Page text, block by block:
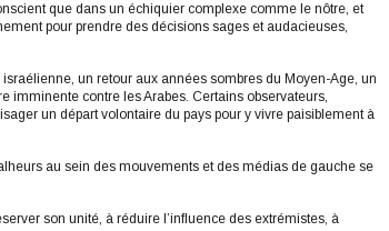
que dans un échiquier complexe comme le nôtre, et
pour prendre des décisions sages et audacieuses,
un retour aux années sombres du Moyen-Age, un
imminente contre les Arabes. Certains observateurs,
un départ volontaire du pays pour y vivre paisiblement à
au sein des mouvements et des médias de gauche se
son unité, à réduire l’influence des extrémistes, à